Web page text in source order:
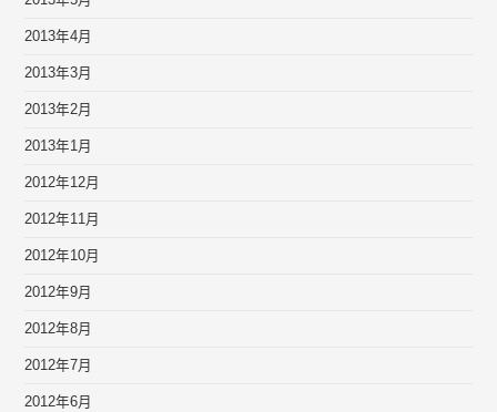
2013年4月
2013年3月
2013年2月
2013年1月
2012年12月
2012年11月
2012年10月
2012年9月
2012年8月
2012年7月
2012年6月